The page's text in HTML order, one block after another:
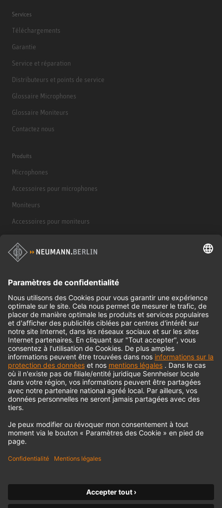
Services
Téléchargements
Garantie
Service et réparation
Distributeurs et points de service
Glossaire Microphones
Glossaire Moniteurs
Contactez nous
Produits
Microphones
Accessoires pour microphones
Moniteurs
Accessoires pour moniteurs
Produits historiques
© 2018 - 2026Georg Neumann GmbH
Impression
Politique de confidentialité
Conditions générales
Droit de rétractation